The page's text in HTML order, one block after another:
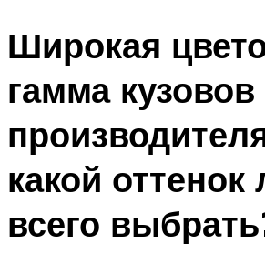
Широкая
гамма кузовов
какой
всего